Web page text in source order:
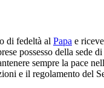
di fedeltà al Papa e
possesso della sede
sempre la pace
e il regolamento del